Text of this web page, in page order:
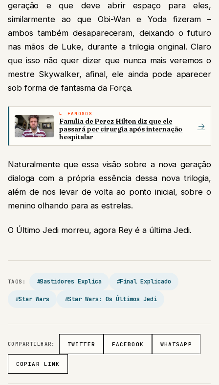
geração e que deve abrir espaço para eles,
similarmente ao que Obi-Wan e Yoda fizeram –
ambos também desapareceram, deixando o futuro
nas mãos de Luke, durante a trilogia original. Claro
que isso não quer dizer que nunca mais veremos o
mestre Skywalker, afinal, ele ainda pode aparecer
sob forma de fantasma da Força.
FAMOSOS
Família de Perez Hilton diz que ele
passará por cirurgia após internação
hospitalar
→
Naturalmente que essa visão sobre a nova geração
dialoga com a própria essência dessa nova trilogia,
além de nos levar de volta ao ponto inicial, sobre o
menino olhando para as estrelas.
O Último Jedi morreu, agora Rey é a última Jedi.
TAGS: #Bastidores Explica #Final Explicado
#Star Wars #Star Wars: Os Últimos Jedi
COMPARTILHAR: TWITTER FACEBOOK WHATSAPP
COPIAR LINK